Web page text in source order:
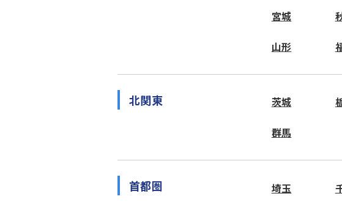
宮城
山形
北関東 茨城
群馬
首都圏 埼玉